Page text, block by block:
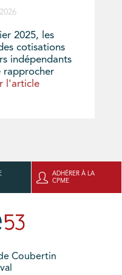
2025, les
cotisations
indépendants
rapprocher
l'article
ADHÉRER À LA
CPME
Coubertin